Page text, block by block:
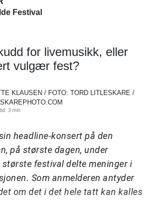
Festival
for livemusikk, eller
vulgær fest?
KLAUSEN / FOTO: TORD LITLESKARE /
3 min
headline-konsert på den
på største dagen, under
festival delte meninger i
Som anmelderen antyder
om det i det hele tatt kan kalles